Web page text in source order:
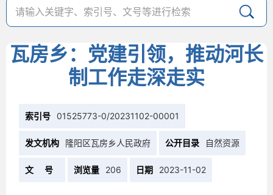
瓦房乡：党建引领，推动河长
制工作走深走实
索引号 01525773-0/20231102-00001
发文机构 隆阳区瓦房乡人民政府 公开目录 自然资源
文 号 浏览量 206 日期 2023-11-02